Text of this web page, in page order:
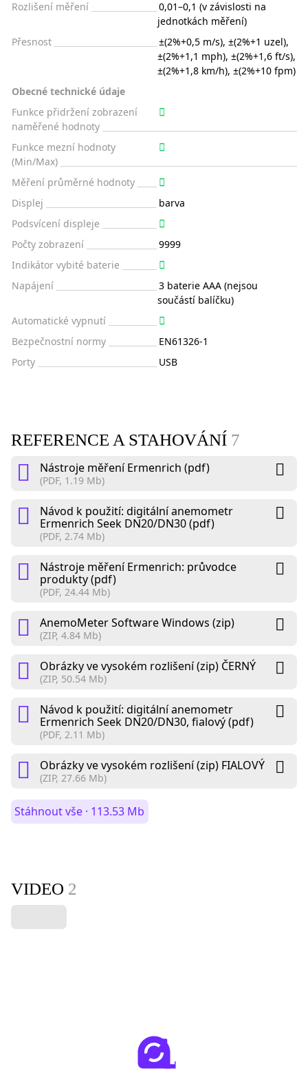
Rozlišení měření
0,01–0,1 (v závislosti na
jednotkách měření)
Přesnost
±(2%+0,5 m/s), ±(2%+1 uzel),
±(2%+1,1 mph), ±(2%+1,6 ft/s),
±(2%+1,8 km/h), ±(2%+10 fpm)
Obecné technické údaje
Funkce přidržení zobrazení
naměřené hodnoty
Funkce mezní hodnoty
(Min/Max)
Měření průměrné hodnoty
Displej
barva
Podsvícení displeje
Počty zobrazení
9999
Indikátor vybité baterie
Napájení
3 baterie AAA (nejsou
součástí balíčku)
Automatické vypnutí
Bezpečnostní normy
EN61326-1
Porty
USB
REFERENCE A STAHOVÁNÍ 7
Nástroje měření Ermenrich (pdf)
(PDF, 1.19 Mb)
Návod k použití: digitální anemometr
Ermenrich Seek DN20/DN30 (pdf)
(PDF, 2.74 Mb)
Nástroje měření Ermenrich: průvodce
produkty (pdf)
(PDF, 24.44 Mb)
AnemoMeter Software Windows (zip)
(ZIP, 4.84 Mb)
Obrázky ve vysokém rozlišení (zip) ČERNÝ
(ZIP, 50.54 Mb)
Návod k použití: digitální anemometr
Ermenrich Seek DN20/DN30, fialový (pdf)
(PDF, 2.11 Mb)
Obrázky ve vysokém rozlišení (zip) FIALOVÝ
(ZIP, 27.66 Mb)
Stáhnout vše · 113.53 Mb
VIDEO 2